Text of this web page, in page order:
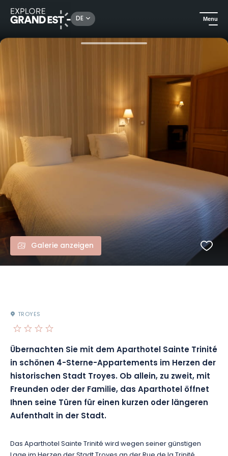
DE Menu
Sehenswertes in der Region Grand Est Aparthotel Sainte Trinité
Galerie anzeigen
TROYES
Übernachten Sie mit dem Aparthotel Sainte Trinité
in schönen 4-Sterne-Appartements im Herzen der
historischen Stadt Troyes. Ob allein, zu zweit, mit
Freunden oder der Familie, das Aparthotel öffnet
Ihnen seine Türen für einen kurzen oder längeren
Aufenthalt in der Stadt.
Das Aparthotel Sainte Trinité wird wegen seiner günstigen